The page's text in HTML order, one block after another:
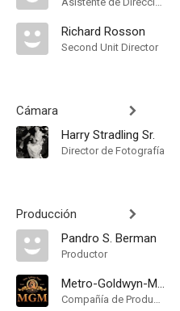
Richard Rosson
Second Unit Director
Cámara
Harry Stradling Sr.
Director de Fotografía
Producción
Pandro S. Berman
Productor
Metro-Goldwyn-Mayer
Compañía de Produccion